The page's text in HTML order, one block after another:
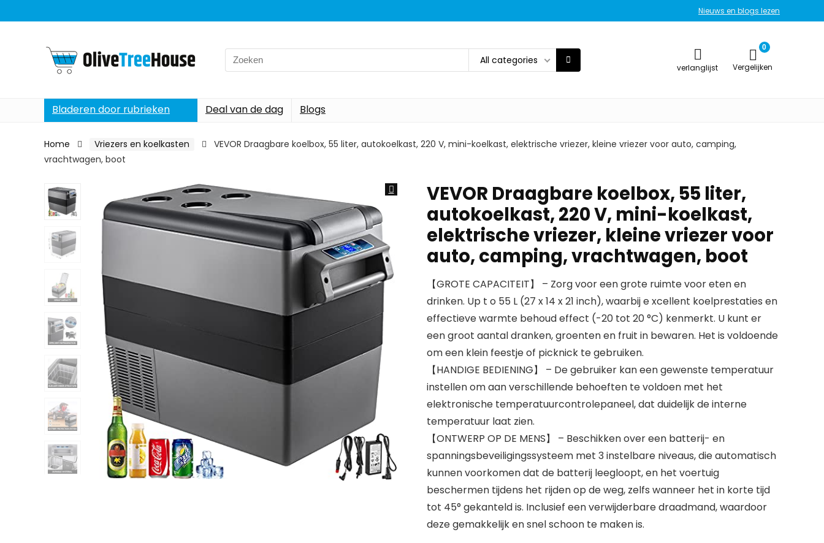
Nieuws en blogs lezen
Search
for:
All categories
verlanglijst
0
Vergelijken
Bladeren door rubrieken Deal van de dag Blogs
Home Vriezers en koelkasten
VEVOR Draagbare koelbox, 55 liter, autokoelkast, 220 V, mini-koelkast, elektrische vriezer, kleine vriezer voor auto, camping,
vrachtwagen, boot
VEVOR Draagbare koelbox, 55 liter,
autokoelkast, 220 V, mini-koelkast,
elektrische vriezer, kleine vriezer voor
auto, camping, vrachtwagen, boot
【GROTE CAPACITEIT】 – Zorg voor een grote ruimte voor eten en
drinken. Up t o 55 L (27 x 14 x 21 inch), waarbij e xcellent koelprestaties en
effectieve warmte behoud effect (-20 tot 20 °C) kenmerkt. U kunt er
een groot aantal dranken, groenten en fruit in bewaren. Het is voldoende
om een klein feestje of picknick te gebruiken.
【HANDIGE BEDIENING】 – De gebruiker kan een gewenste temperatuur
instellen om aan verschillende behoeften te voldoen met het
elektronische temperatuurcontrolepaneel, dat duidelijk de interne
temperatuur laat zien.
【ONTWERP OP DE MENS】 – Beschikken over een batterij- en
spanningsbeveiligingssysteem met 3 instelbare niveaus, die automatisch
kunnen voorkomen dat de batterij leegloopt, en het voertuig
beschermen tijdens het rijden op de weg, zelfs wanneer het in korte tijd
tot 45° gekanteld is. Inclusief een verwijderbare draadmand, waardoor
deze gemakkelijk en snel schoon te maken is.